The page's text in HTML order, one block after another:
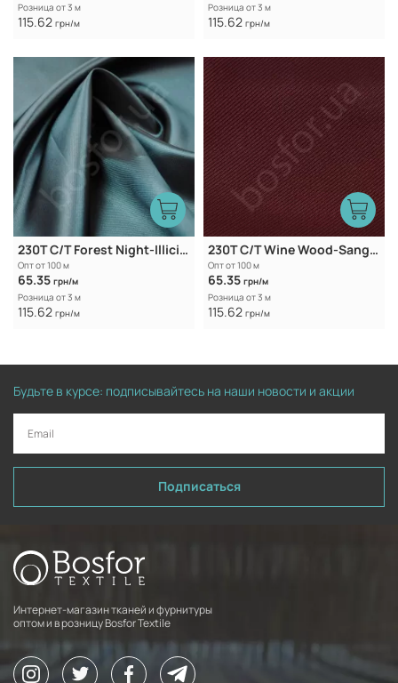
Розница от 3 м
115.62 грн/м
Розница от 3 м
115.62 грн/м
230T C/T Forest Night-Illicit Green
Опт от 100 м
65.35 грн/м
Розница от 3 м
115.62 грн/м
230T C/T Wine Wood-Sangria
Опт от 100 м
65.35 грн/м
Розница от 3 м
115.62 грн/м
Будьте в курсе: подписывайтесь на наши новости и акции
Подписаться
Интернет-магазин тканей и фурнитуры
оптом и в розницу Bosfor Textile